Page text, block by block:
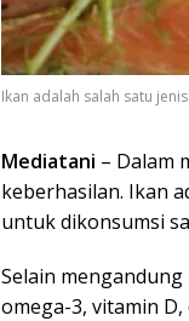
Ikan adalah salah satu
Mediatani – Dalam
keberhasilan. Ikan
untuk dikonsumsi
Selain
omega-3, vitamin